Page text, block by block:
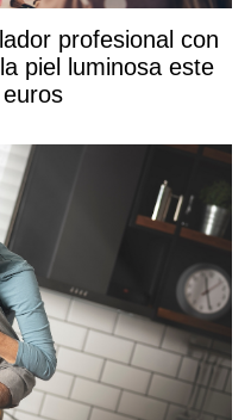
profesional con
piel luminosa este